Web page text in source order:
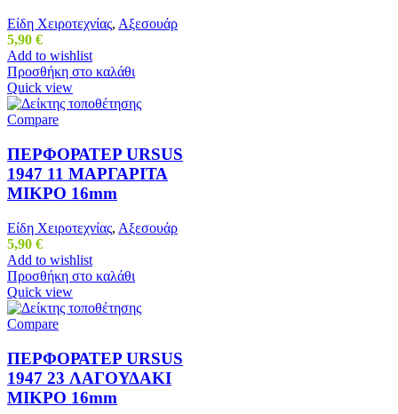
Είδη Χειροτεχνίας, Αξεσουάρ
5,90 €
Add to wishlist
Προσθήκη στο καλάθι
Quick view
Compare
ΠΕΡΦΟΡΑΤΕΡ URSUS
1947 11 ΜΑΡΓΑΡΙΤΑ
ΜΙΚΡΟ 16mm
Είδη Χειροτεχνίας, Αξεσουάρ
5,90 €
Add to wishlist
Προσθήκη στο καλάθι
Quick view
Compare
ΠΕΡΦΟΡΑΤΕΡ URSUS
1947 23 ΛΑΓΟΥΔΑΚΙ
ΜΙΚΡΟ 16mm